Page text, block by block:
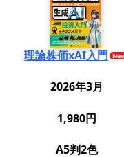
理論株価xAI入門
2026年3月
1,980円
A5判2色